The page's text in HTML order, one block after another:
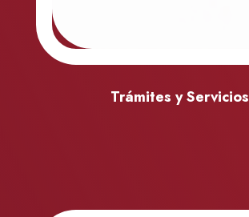
Trámites y Servicios